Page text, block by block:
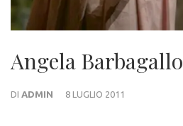
Angela Barbagallo
DI ADMIN 8 LUGLIO 2011